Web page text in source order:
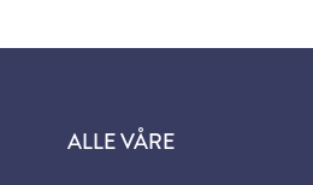
ALLE VÅRE